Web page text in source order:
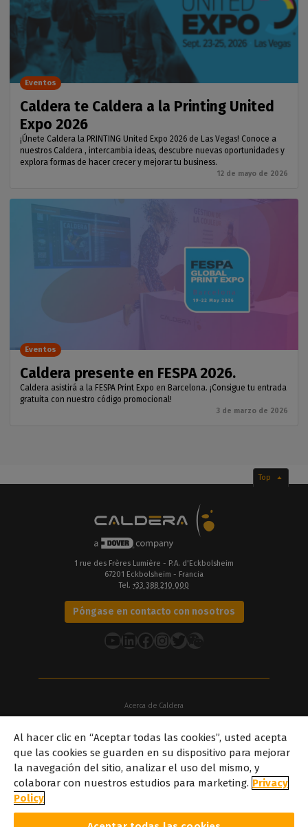
Caldera te Caldera a la Printing United
Expo 2026
¡Únete Caldera la PRINTING United Expo 2026 de Las Vegas! Conoce a
nuestros Caldera , intercambia ideas, descubre nuevas oportunidades y
explora formas de hacer crecer y mejorar tu business.
12 de mayo de 2026
Eventos
Caldera presente en FESPA 2026.
Caldera asistirá a la FESPA Print Expo en Barcelona. ¡Consigue tu entrada
gratuita con nuestro código promocional!
3 de marzo de 2026
Eventos
Top
1 rue des Frères Lumière - P.A. d'Eckbolsheim
67201 Eckbolsheim - Francia
Tel. +33 388 210 000
Póngase en contacto con nosotros
YouTube
LinkedIn
Facebook
Instagram
Twitter
Acerca de Caldera
Carreras profesionales
Socios
marcas comerciales, logotipos y nombres de marcas mencionados
en este sitio web son propiedad de sus respectivos propietarios.
Al hacer clic en “Aceptar todas las cookies”, usted acepta
que las cookies se guarden en su dispositivo para mejorar
la navegación del sitio, analizar el uso del mismo, y
colaborar con nuestros estudios para marketing. Privacy
Policy